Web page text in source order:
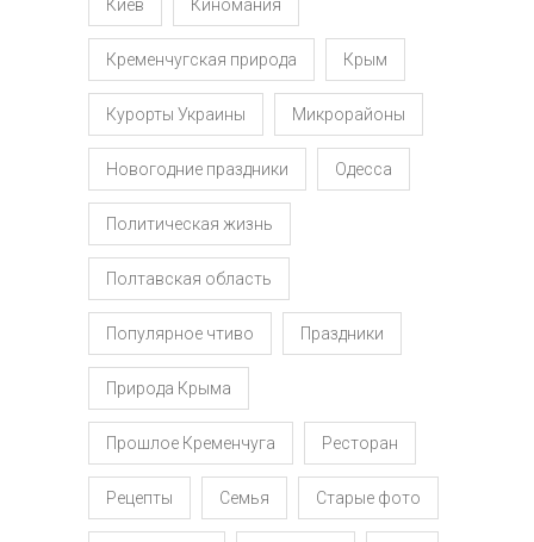
Киев Киномания
Кременчугская природа Крым
Курорты Украины Микрорайоны
Новогодние праздники Одесса
Политическая жизнь
Полтавская область
Популярное чтиво Праздники
Природа Крыма
Прошлое Кременчуга Ресторан
Рецепты Семья Старые фото